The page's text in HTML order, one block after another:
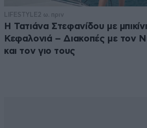
LIFESTYLE2 ω. πριν
Η Τατιάνα Στεφανίδου με
Κεφαλονιά – Διακοπές με τον
και τον γιο τους